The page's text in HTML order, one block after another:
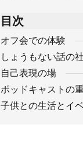
目次
オフ会での体験
しょうもない話の
自己表現の場
ポッドキャストの
子供との生活とイ